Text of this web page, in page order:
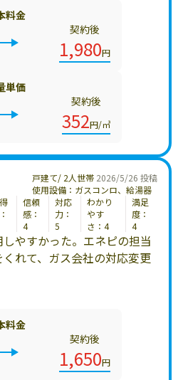
料金
契約後
1,980円
単価
契約後
352円/㎥
2026/5/26 投稿
戸建て/ 2人世帯
使用設備：ガスコンロ、給湯器
信頼
感：
4
対応
力：
5
わかり
やす
さ：4
満足
度：
4
やすかった。エネピの担当
れて、ガス会社の対応変更
料金
契約後
1,650円